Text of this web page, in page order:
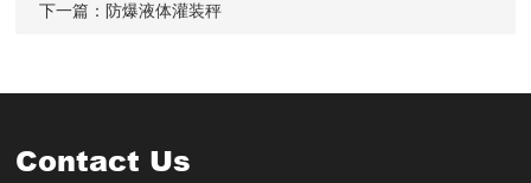
下一篇： 防爆液体灌装秤
Contact Us